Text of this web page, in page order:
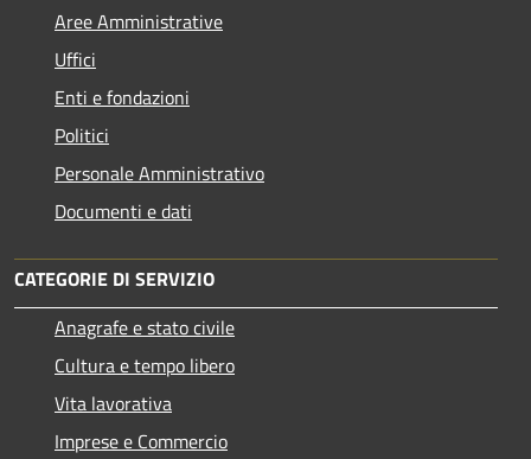
Aree Amministrative
Uffici
Enti e fondazioni
Politici
Personale Amministrativo
Documenti e dati
CATEGORIE DI SERVIZIO
Anagrafe e stato civile
Cultura e tempo libero
Vita lavorativa
Imprese e Commercio